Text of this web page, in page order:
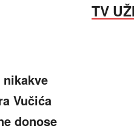
Vučića
donose
TV